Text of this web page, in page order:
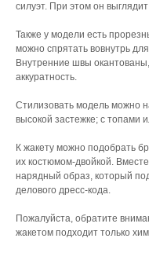
силуэт. При этом он
Также у модели есть
можно спрятать вовнутрь
Внутренние швы
аккуратность.
Стилизовать модель можно
высокой застежке; с топами
К жакету можно подобрать
их костюмом-двойкой.
нарядный образ, который
делового дресс-кода.
Пожалуйста, обратите
жакетом подходит только